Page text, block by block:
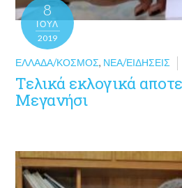
8
ΙΟΎΛ
2019
ΕΛΛΆΔΑ/ΚΌΣΜΟΣ, ΝΈΑ/ΕΙΔΉΣΕΙΣ
Τελικά εκλογικά
Μεγανήσι